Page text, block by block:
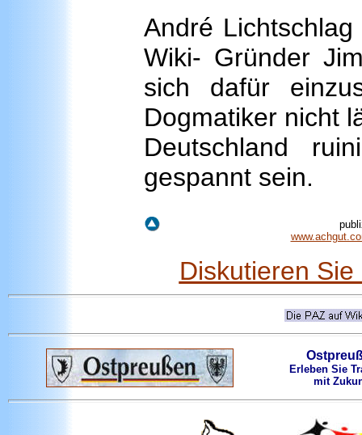
André
Wiki- Gründer
sich dafür
Dogmatiker nicht
Deutschland
gespannt sein.
Diskutieren
Erleben Sie
mit